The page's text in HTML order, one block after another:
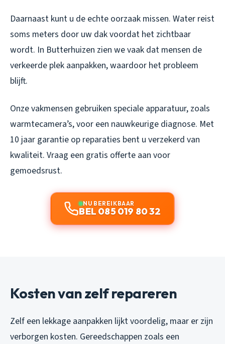
Daarnaast kunt u de echte oorzaak missen. Water reist
soms meters door uw dak voordat het zichtbaar
wordt. In Butterhuizen zien we vaak dat mensen de
verkeerde plek aanpakken, waardoor het probleem
blijft.
Onze vakmensen gebruiken speciale apparatuur, zoals
warmtecamera’s, voor een nauwkeurige diagnose. Met
10 jaar garantie op reparaties bent u verzekerd van
kwaliteit. Vraag een gratis offerte aan voor
gemoedsrust.
NU BEREIKBAAR
BEL 085 019 80 32
Kosten van zelf repareren
Zelf een lekkage aanpakken lijkt voordelig, maar er zijn
verborgen kosten. Gereedschappen zoals een